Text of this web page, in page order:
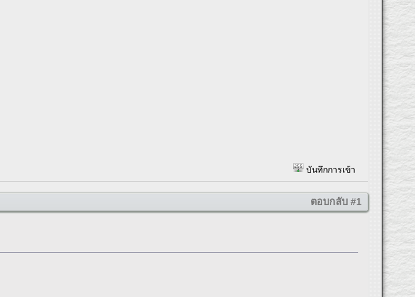
บันทึกการเข้า
ตอบกลับ #1